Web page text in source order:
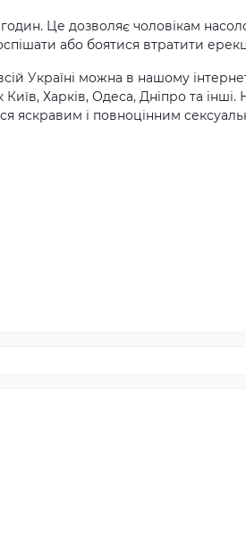
Це дозволяє чоловікам
або боятися втратити
Україні можна в нашому
Харків, Одеса, Дніпро та інші.
яскравим і повноцінним